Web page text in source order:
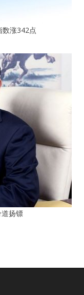
数涨342点
扬镖